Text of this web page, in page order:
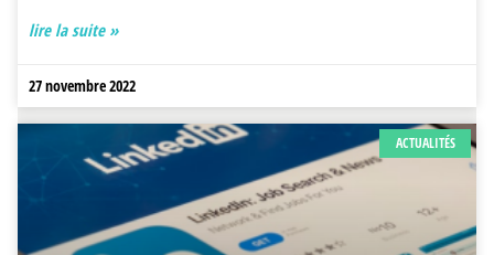
lire la suite »
27 novembre 2022
ACTUALITÉS